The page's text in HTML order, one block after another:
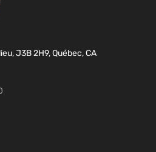
J3B 2H9, Québec, CA